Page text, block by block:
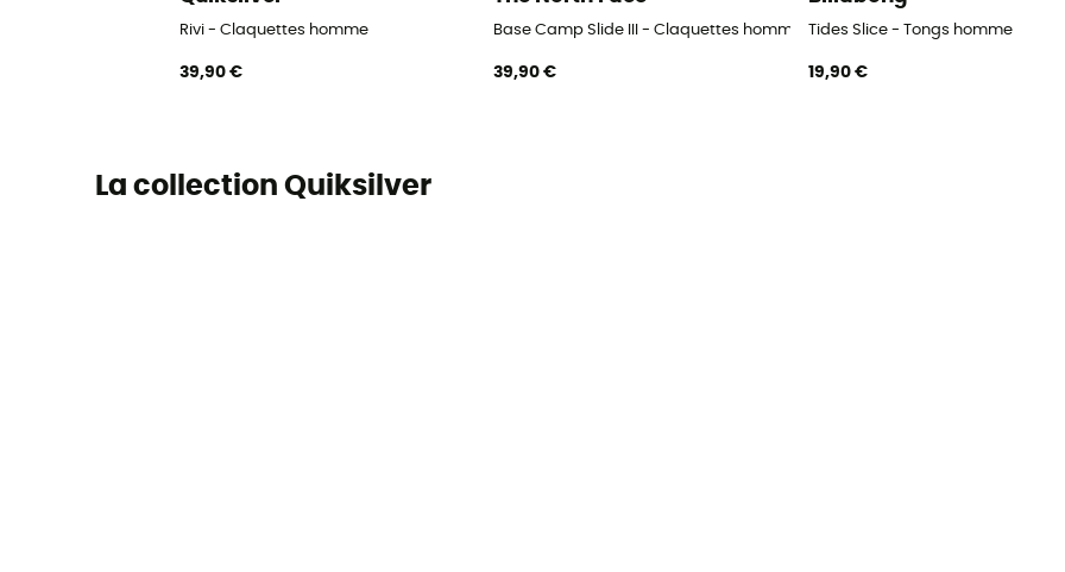
Rivi - Claquettes homme
39,90 €
Base Camp Slide III - Claquettes homme
39,90 €
Tides Slice - Tongs homme
19,90 €
La collection Quiksilver